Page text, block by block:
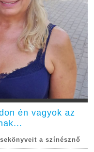
én vagyok az
a színésznő